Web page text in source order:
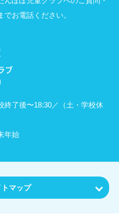
でお電話ください。
ブ
終了後〜18:30／（土・学校休
年始
マップ